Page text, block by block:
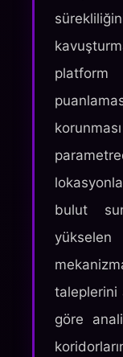
bulut
taleplerini
göre